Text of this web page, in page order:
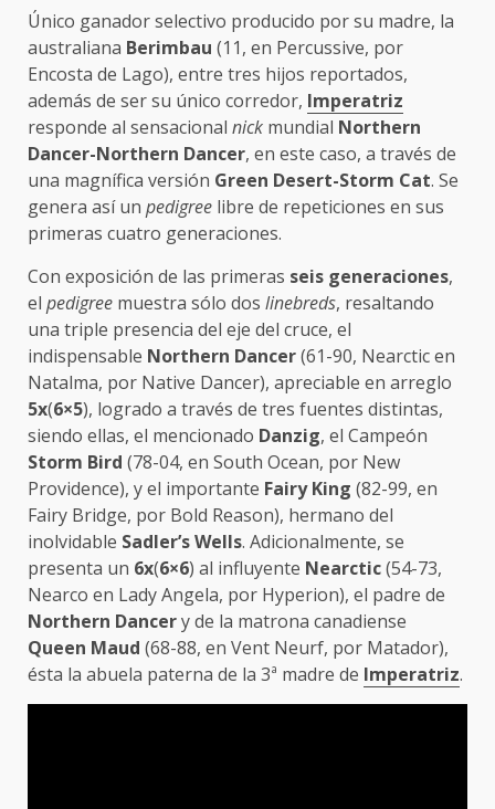
Único ganador selectivo producido por su madre, la
australiana Berimbau (11, en Percussive, por
Encosta de Lago), entre tres hijos reportados,
además de ser su único corredor, Imperatriz
responde al sensacional nick mundial Northern
Dancer-Northern Dancer, en este caso, a través de
una magnífica versión Green Desert-Storm Cat. Se
genera así un pedigree libre de repeticiones en sus
primeras cuatro generaciones.
Con exposición de las primeras seis generaciones,
el pedigree muestra sólo dos linebreds, resaltando
una triple presencia del eje del cruce, el
indispensable Northern Dancer(61-90, Nearctic en
Natalma, por Native Dancer), apreciable en arreglo
5x(6×5), logrado a través de tres fuentes distintas,
siendo ellas, el mencionado Danzig, el Campeón
Storm Bird (78-04, en South Ocean, por New
Providence), y el importante Fairy King (82-99, en
Fairy Bridge, por Bold Reason), hermano del
inolvidable Sadler’s Wells. Adicionalmente, se
presenta un 6x(6×6) al influyente Nearctic(54-73,
Nearco en Lady Angela, por Hyperion), el padre de
Northern Dancery de la matrona canadiense
Queen Maud (68-88, en Vent Neurf, por Matador),
ésta la abuela paterna de la 3ª madre de Imperatriz.